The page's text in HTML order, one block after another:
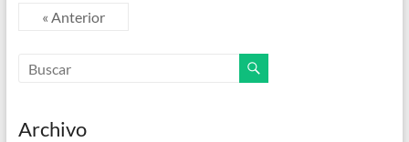
« Anterior
Archivo